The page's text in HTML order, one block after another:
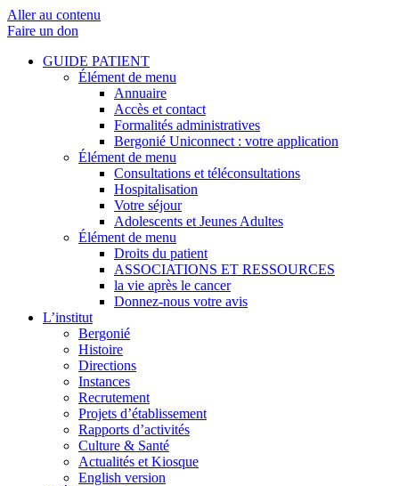
Aller au contenu
Faire un don
GUIDE PATIENT
Élément de menu
Annuaire
Accès et contact
Formalités administratives
Bergonié Uniconnect : votre application
Élément de menu
Consultations et téléconsultations
Hospitalisation
Votre séjour
Adolescents et Jeunes Adultes
Élément de menu
Droits du patient
ASSOCIATIONS ET RESSOURCES
la vie après le cancer
Donnez-nous votre avis
L’institut
Bergonié
Histoire
Directions
Instances
Recrutement
Projets d’établissement
Rapports d’activités
Culture & Santé
Actualités et Kiosque
English version